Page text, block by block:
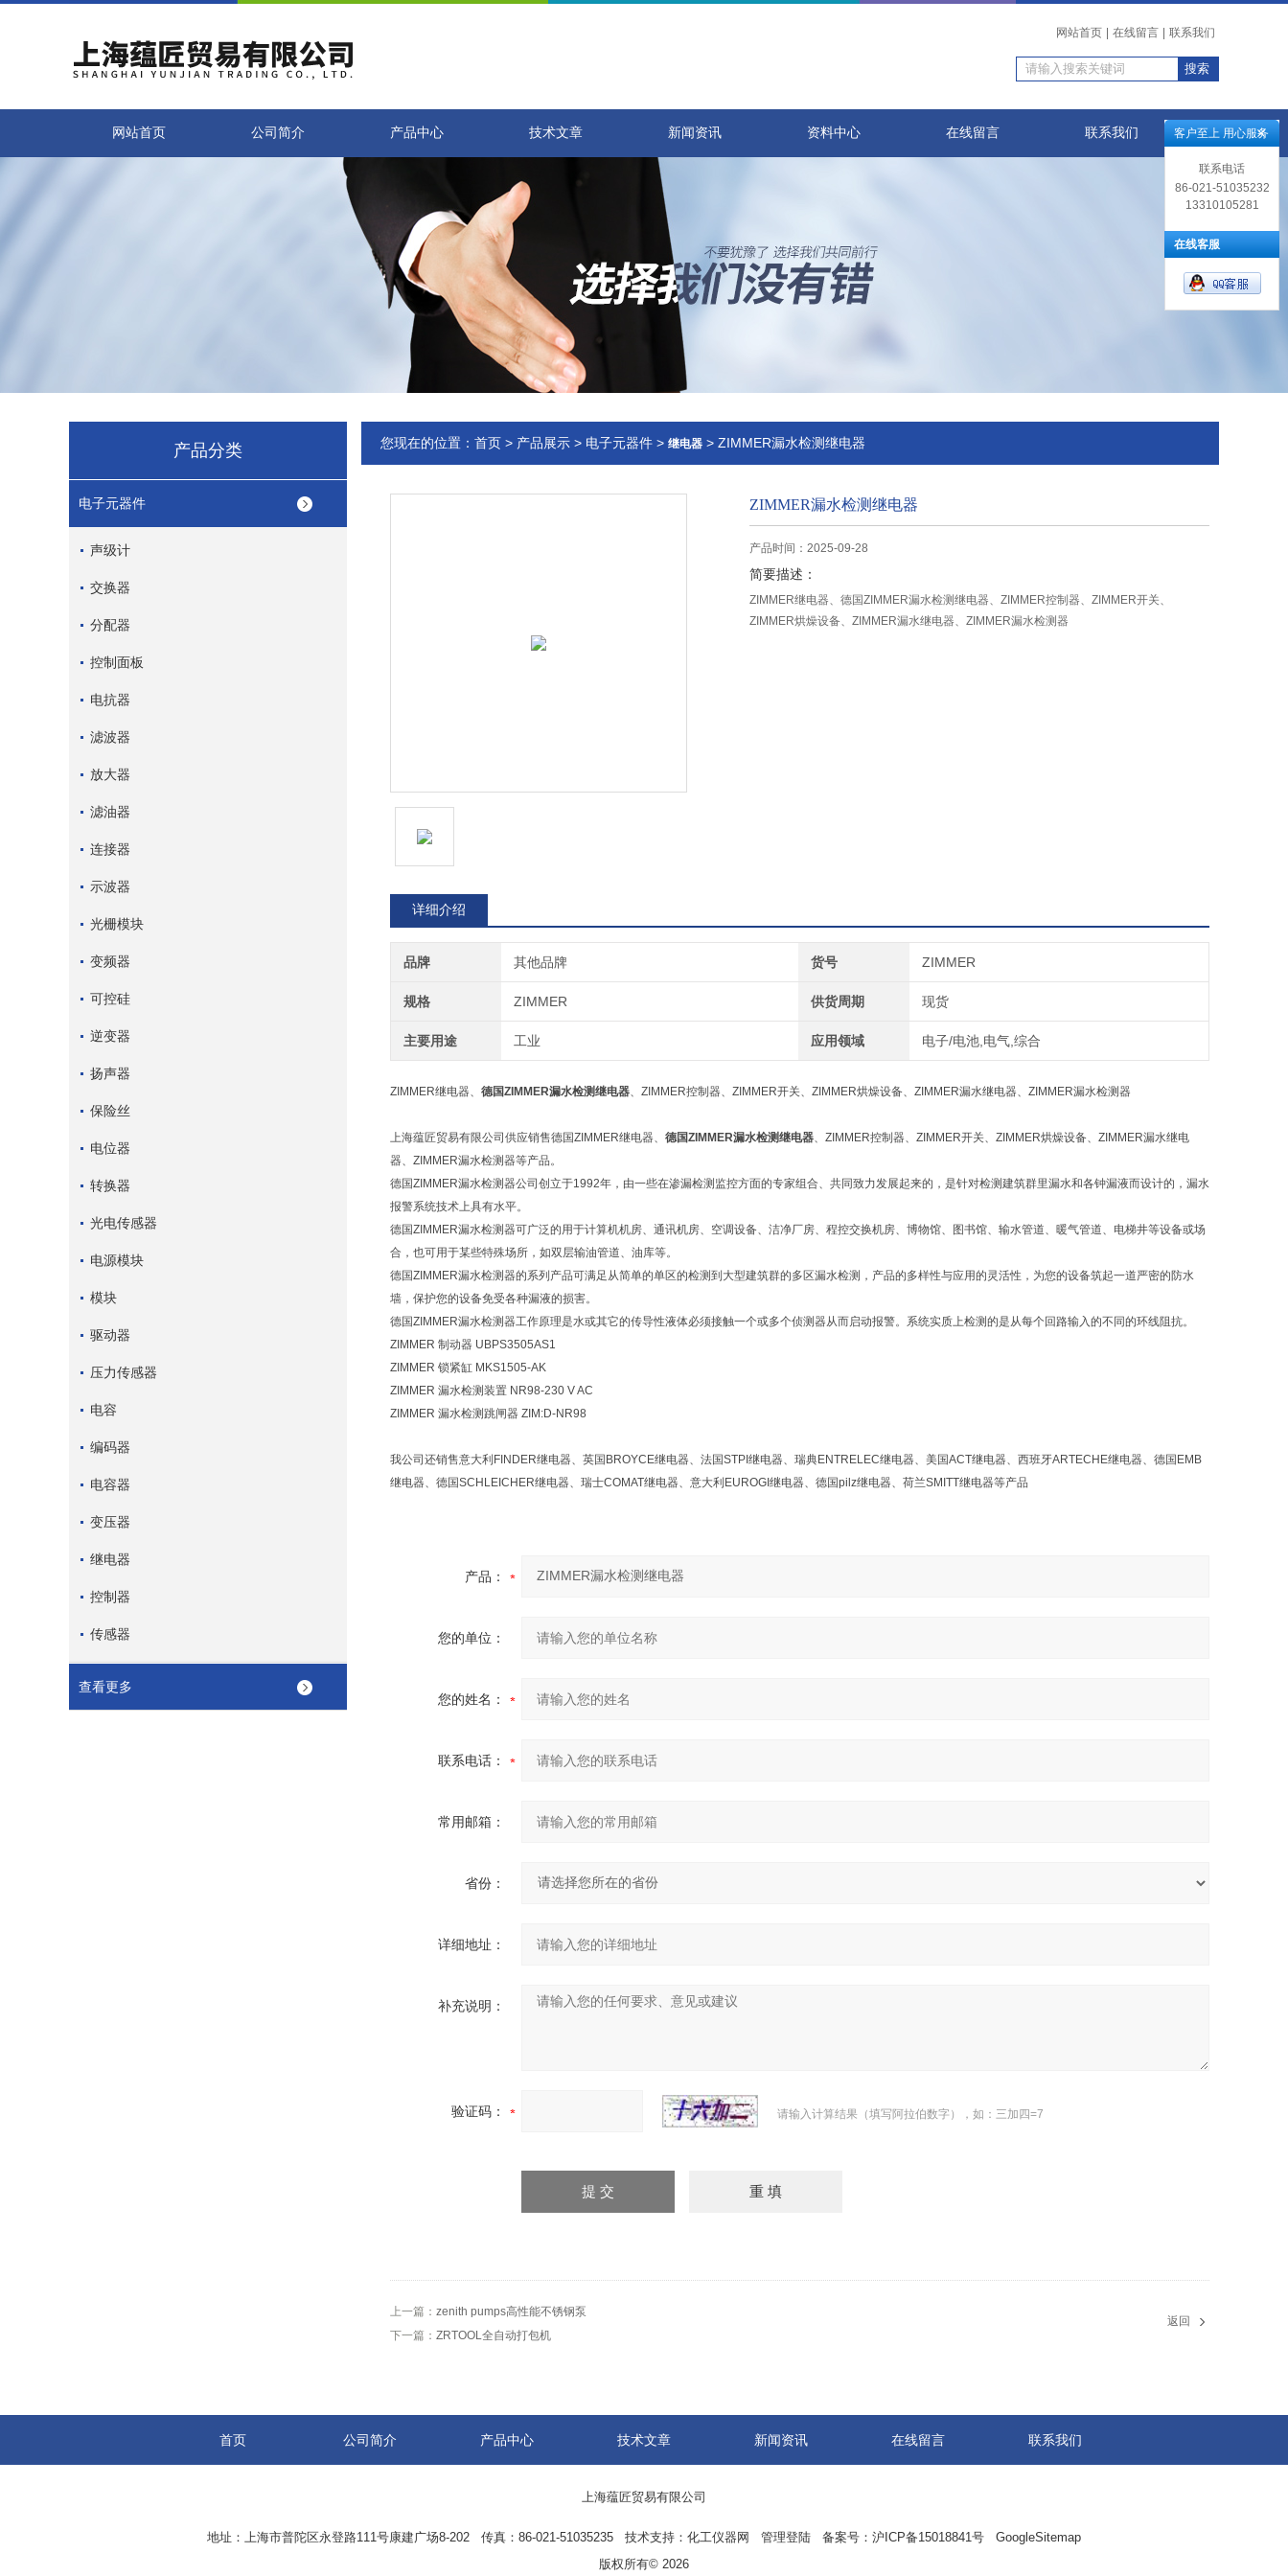
网站首页 在线留言 联系我们
网站首页 公司简介 产品中心 技术文章 新闻资讯 资料中心 在线留言 联系我们
产品分类
电子元器件
声级计
交换器
分配器
控制面板
电抗器
滤波器
放大器
滤油器
连接器
示波器
光栅模块
变频器
可控硅
逆变器
扬声器
保险丝
电位器
转换器
光电传感器
电源模块
模块
驱动器
压力传感器
电容
编码器
电容器
变压器
继电器
控制器
传感器
查看更多
您现在的位置： 首页 > 产品展示 > 电子元器件 > 继电器 > ZIMMER漏水检测继电器
ZIMMER漏水检测继电器
产品时间：2025-09-28
简要描述：
ZIMMER继电器、德国ZIMMER漏水检测继电器、ZIMMER控制器、ZIMMER开关、
ZIMMER烘燥设备、ZIMMER漏水继电器、ZIMMER漏水检测器
详细介绍
品牌 其他品牌 货号 ZIMMER
规格 ZIMMER 供货周期 现货
主要用途 工业 应用领域 电子/电池,电气,综合
ZIMMER继电器、 德国ZIMMER漏水检测继电器、ZIMMER控制器、ZIMMER开关、ZIMMER烘燥设备、ZIMMER漏水继电器、ZIMMER漏水检测器
上海蕴匠贸易有限公司供应销售德国ZIMMER继电器、 德国ZIMMER漏水检测继电器、ZIMMER控制器、ZIMMER开关、ZIMMER烘燥设备、ZIMMER漏水继电
器、ZIMMER漏水检测器等产品。
德国ZIMMER漏水检测器公司创立于1992年，由一些在渗漏检测监控方面的专家组合、共同致力发展起来的，是针对检测建筑群里漏水和各钟漏液而设计的，漏水
报警系统技术上具有水平。
德国ZIMMER漏水检测器可广泛的用于计算机机房、通讯机房、空调设备、洁净厂房、程控交换机房、博物馆、图书馆、输水管道、暖气管道、电梯井等设备或场
合，也可用于某些特殊场所，如双层输油管道、油库等。
德国ZIMMER漏水检测器的系列产品可满足从简单的单区的检测到大型建筑群的多区漏水检测，产品的多样性与应用的灵活性，为您的设备筑起一道严密的防水
墙，保护您的设备免受各种漏液的损害。
德国ZIMMER漏水检测器工作原理是水或其它的传导性液体必须接触一个或多个侦测器从而启动报警。系统实质上检测的是从每个回路输入的不同的环线阻抗。
ZIMMER 制动器 UBPS3505AS1
ZIMMER 锁紧缸 MKS1505-AK
ZIMMER 漏水检测装置 NR98-230 V AC
ZIMMER 漏水检测跳闸器 ZIM:D-NR98
我公司还销售意大利FINDER继电器、英国BROYCE继电器、法国STPI继电器、瑞典ENTRELEC继电器、美国ACT继电器、西班牙ARTECHE继电器、德国EMB
继电器、德国SCHLEICHER继电器、瑞士COMAT继电器、意大利EUROGI继电器、德国pilz继电器、荷兰SMITT继电器等产品
产品：
您的单位：
您的姓名：
联系电话：
常用邮箱：
省份：
详细地址：
补充说明：
验证码： 请输入计算结果（填写阿拉伯数字），如：三加四=7
上一篇： zenith pumps高性能不锈钢泵
下一篇： ZRTOOL全自动打包机
返回
首页 公司简介 产品中心 技术文章 新闻资讯 在线留言 联系我们
上海蕴匠贸易有限公司
地址：上海市普陀区永登路111号康建广场8-202 传真：86-021-51035235 技术支持： 化工仪器网 管理登陆 备案号： 沪ICP备15018841号
GoogleSitemap
版权所有© 2026
客户至上 用心服务
联系电话
86-021-51035232
13310105281
在线客服